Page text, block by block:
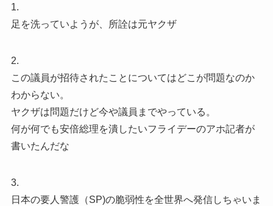
1.
足を洗っていようが、所詮は元ヤクザ
2.
この議員が招待されたことについてはどこが問題なのか
わからない。
ヤクザは問題だけど今や議員までやっている。
何が何でも安倍総理を潰したいフライデーのアホ記者が
書いたんだな
3.
日本の要人警護（SP)の脆弱性を全世界へ発信しちゃいま